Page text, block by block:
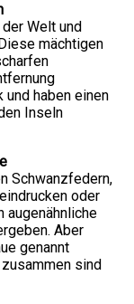
Welt und
mächtigen
haben einen
Inseln
Schwanzfedern,
oder
augenähnliche
Aber
genannt
sind